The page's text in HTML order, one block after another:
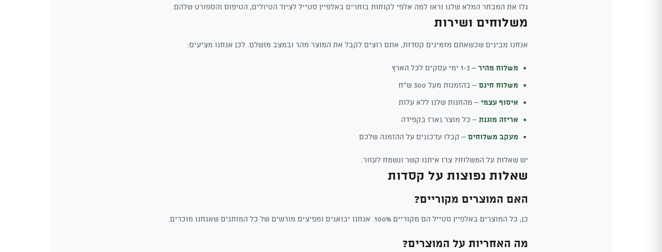
גלו את המבחר המלא שלנו וראו למה אלפי לקוחות בוחרים באלפיין סטייל לציוד הטיולים, הטיפוס והספורט שלהם.
משלוחים ושירות
אנחנו מבינים שכשאתם מזמינים קסדות, אתם רוצים לקבל את המוצר מהר ובמצב מושלם. לכן אנחנו מציעים:
משלוח מהיר – 1-3 ימי עסקים לכל הארץ
משלוח חינם – בהזמנות מעל 300 ש"ח
איסוף עצמי – מהחנות שלנו ללא עלות
אריזה מוגנת – כל מוצר נארז בקפידה
מעקב משלוחים – קבלו עדכונים על ההזמנה שלכם
יש שאלות על המשלוח? צרו איתנו קשר ונשמח לעזור.
שאלות נפוצות על קסדות
האם המוצרים מקוריים?
כן, כל המוצרים באלפיין סטייל הם מקוריים 100%. אנחנו יבואנים ומפיצים מורשים של כל המותגים שאנחנו מוכרים.
מה האחריות על המוצרים?